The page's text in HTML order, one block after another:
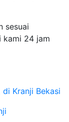
sesuai
kami 24 jam
di Kranji Bekasi